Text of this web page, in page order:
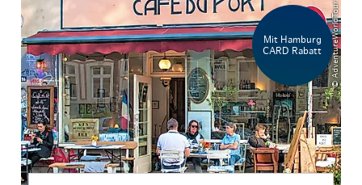
Mit Hamburg
CARD Rabatt
© AdventureWorldTour